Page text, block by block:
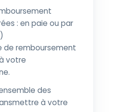
: en paie ou par
de remboursement
votre
des
à votre